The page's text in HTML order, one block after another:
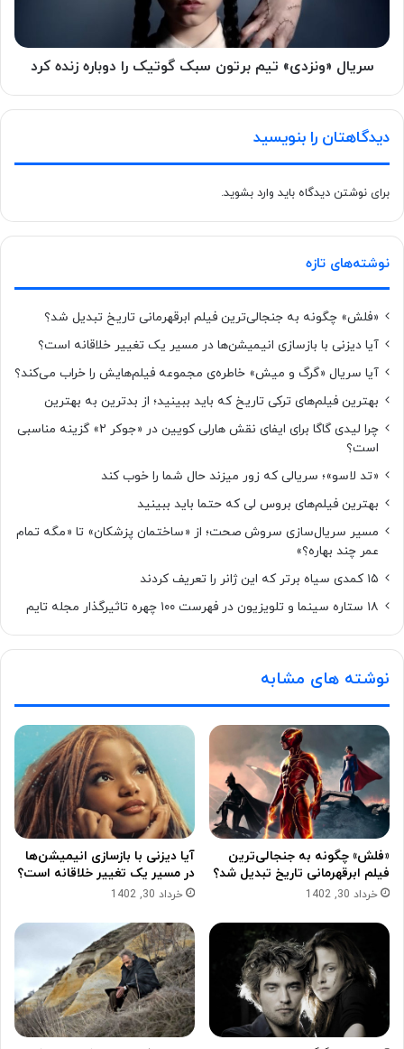
سریال «ونزدی» تیم برتون سبک گوتیک را دوباره زنده کرد
دیدگاهتان را بنویسید
برای نوشتن دیدگاه باید وارد بشوید.
نوشته‌های تازه
«فلش» چگونه به جنجالی‌ترین فیلم ابرقهرمانی تاریخ تبدیل شد؟
آیا دیزنی با بازسازی انیمیشن‌ها در مسیر یک تغییر خلاقانه است؟
آیا سریال «گرگ و میش» خاطره‌ی مجموعه‌ فیلم‌هایش را خراب می‌کند؟
بهترین فیلم‌های ترکی تاریخ که باید ببینید؛ از بدترین به بهترین
چرا لیدی گاگا برای ایفای نقش هارلی کویین در «جوکر ۲» گزینه مناسبی
است؟
«تد لاسو»؛ سریالی که زور میزند حال شما را خوب کند
بهترین فیلم‌های بروس لی که حتما باید ببینید
مسیر سریال‌سازی سروش صحت؛ از «ساختمان پزشکان» تا «مگه تمام
عمر چند بهاره؟»
۱۵ کمدی سیاه برتر که این ژانر را تعریف کردند
۱۸ ستاره‌ سینما و تلویزیون در فهرست ۱۰۰ چهره تاثیرگذار مجله تایم
نوشته های مشابه
«فلش» چگونه به جنجالی‌ترین
فیلم ابرقهرمانی تاریخ تبدیل شد؟
خرداد 30, 1402
آیا دیزنی با بازسازی انیمیشن‌ها
در مسیر یک تغییر خلاقانه است؟
خرداد 30, 1402